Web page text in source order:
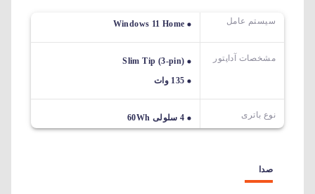
سیستم عامل Windows 11 Home
مشخصات آداپتور
Slim Tip (3-pin)
135 وات
نوع باتری 4 سلولی 60Wh
صدا